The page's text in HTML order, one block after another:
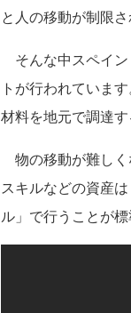
と人の移動が制限
そんな中スペイン
トが行われていま
材料を地元で調達す
物の移動が難し
スキルなどの資産
ル」で行うことが